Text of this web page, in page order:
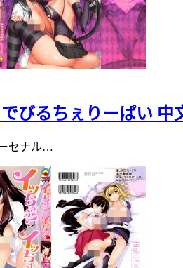
でびるちぇりーぱい 中
セナル…